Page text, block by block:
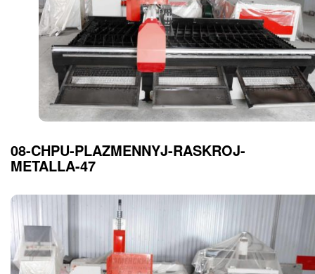
08-CHPU-PLAZMENNYJ-RASKROJ-
METALLA-47